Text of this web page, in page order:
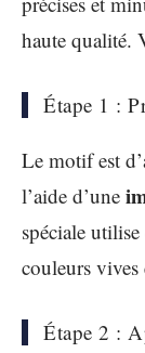
haute qualité.
Étape 1 :
Le motif est
l’aide d’une
spéciale utilise
couleurs
Étape 2 :